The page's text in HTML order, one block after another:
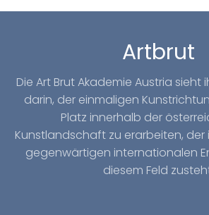
Artbrut
Die Art Brut Akademie Austria
darin, der einmaligen
Platz innerhalb der
Kunstlandschaft zu erarbeiten, der
gegenwärtigen internationalen
diesem Feld